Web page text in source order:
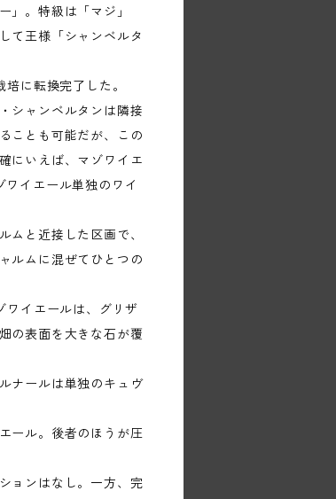
」。特級は「マジ」
て王様「シャンベルタ
に転換完了した。
シャンベルタンは隣接
ことも可能だが、この
にいえば、マゾワイエ
イエール単独のワイ
ムと近接した区画で、
ルムに混ぜてひとつの
イエールは、グリザ
の表面を大きな石が覆
ナールは単独のキュヴ
ール。後者のほうが圧
ョンはなし。一方、完